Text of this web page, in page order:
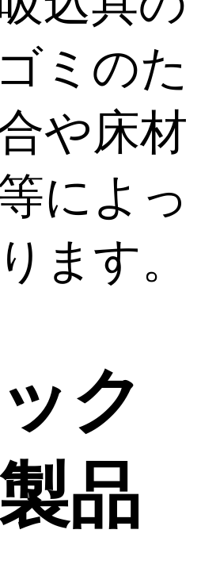
ミのた
や床材
によっ
ます。
ク
品